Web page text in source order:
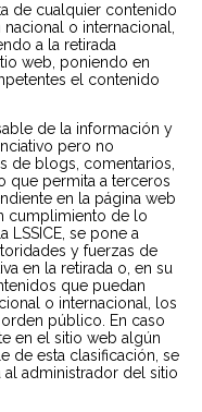
de cualquier contenido
o internacional,
a la retirada
web, poniendo en
el contenido
de la información y
pero no
de blogs, comentarios,
que permita a terceros
en la página web
cumplimiento de lo
LSSICE, se pone a
y fuerzas de
en la retirada o, en su
que puedan
o internacional, los
público. En caso
en el sitio web algún
de esta clasificación, se
administrador del sitio